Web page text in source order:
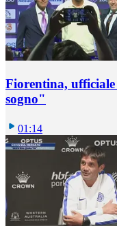
Fiorentina,
sogno"
01:14